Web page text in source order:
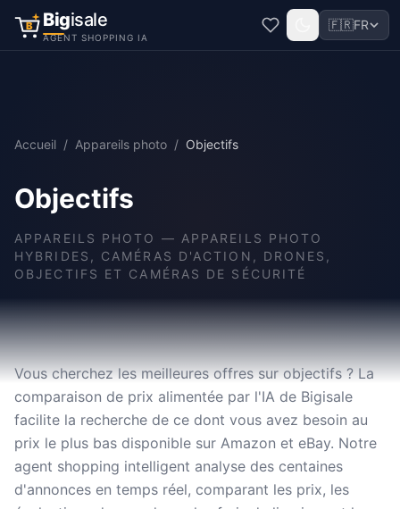
B Bigisale
AGENT SHOPPING IA
🇫🇷FR
Accueil / Appareils photo / Objectifs
Objectifs
APPAREILS PHOTO — APPAREILS PHOTO
HYBRIDES, CAMÉRAS D'ACTION, DRONES,
OBJECTIFS ET CAMÉRAS DE SÉCURITÉ
Vous cherchez les meilleures offres sur objectifs ? La
comparaison de prix alimentée par l'IA de Bigisale
facilite la recherche de ce dont vous avez besoin au
prix le plus bas disponible sur Amazon et eBay. Notre
agent shopping intelligent analyse des centaines
d'annonces en temps réel, comparant les prix, les